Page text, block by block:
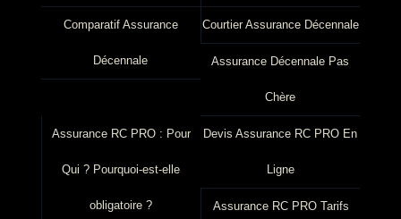
Comparatif Assurance
Décennale
Courtier Assurance Décennale
Assurance Décennale Pas
Chère
Assurance RC PRO : Pour
Qui ? Pourquoi-est-elle
obligatoire ?
Devis Assurance RC PRO En
Ligne
Assurance RC PRO Tarifs